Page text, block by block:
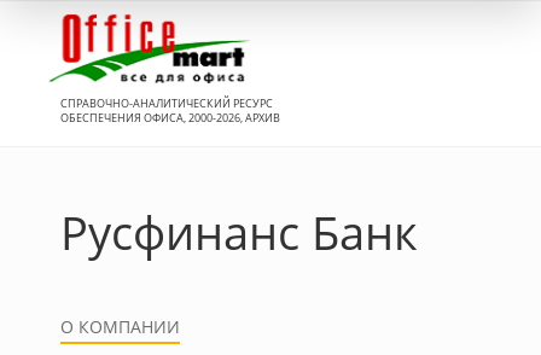
СПРАВОЧНО-АНАЛИТИЧЕСКИЙ РЕСУРС
ОБЕСПЕЧЕНИЯ ОФИСА, 2000-2026, АРХИВ
Русфинанс Банк
О КОМПАНИИ